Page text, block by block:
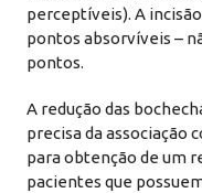
perceptíveis). A
pontos absorvíveis –
pontos.
A redução das
precisa da associação
para obtenção de um
pacientes que